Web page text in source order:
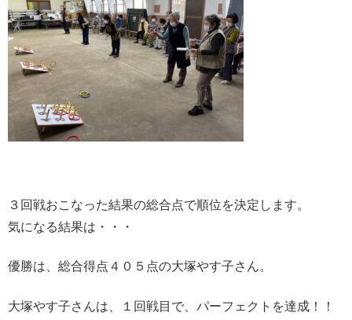
３回戦おこなった結果の総合点で順位を決定します。
気になる結果は・・・
優勝は、総合得点４０５点の大塚やす子さん。
大塚やす子さんは、１回戦目で、パーフェクトを達成！！